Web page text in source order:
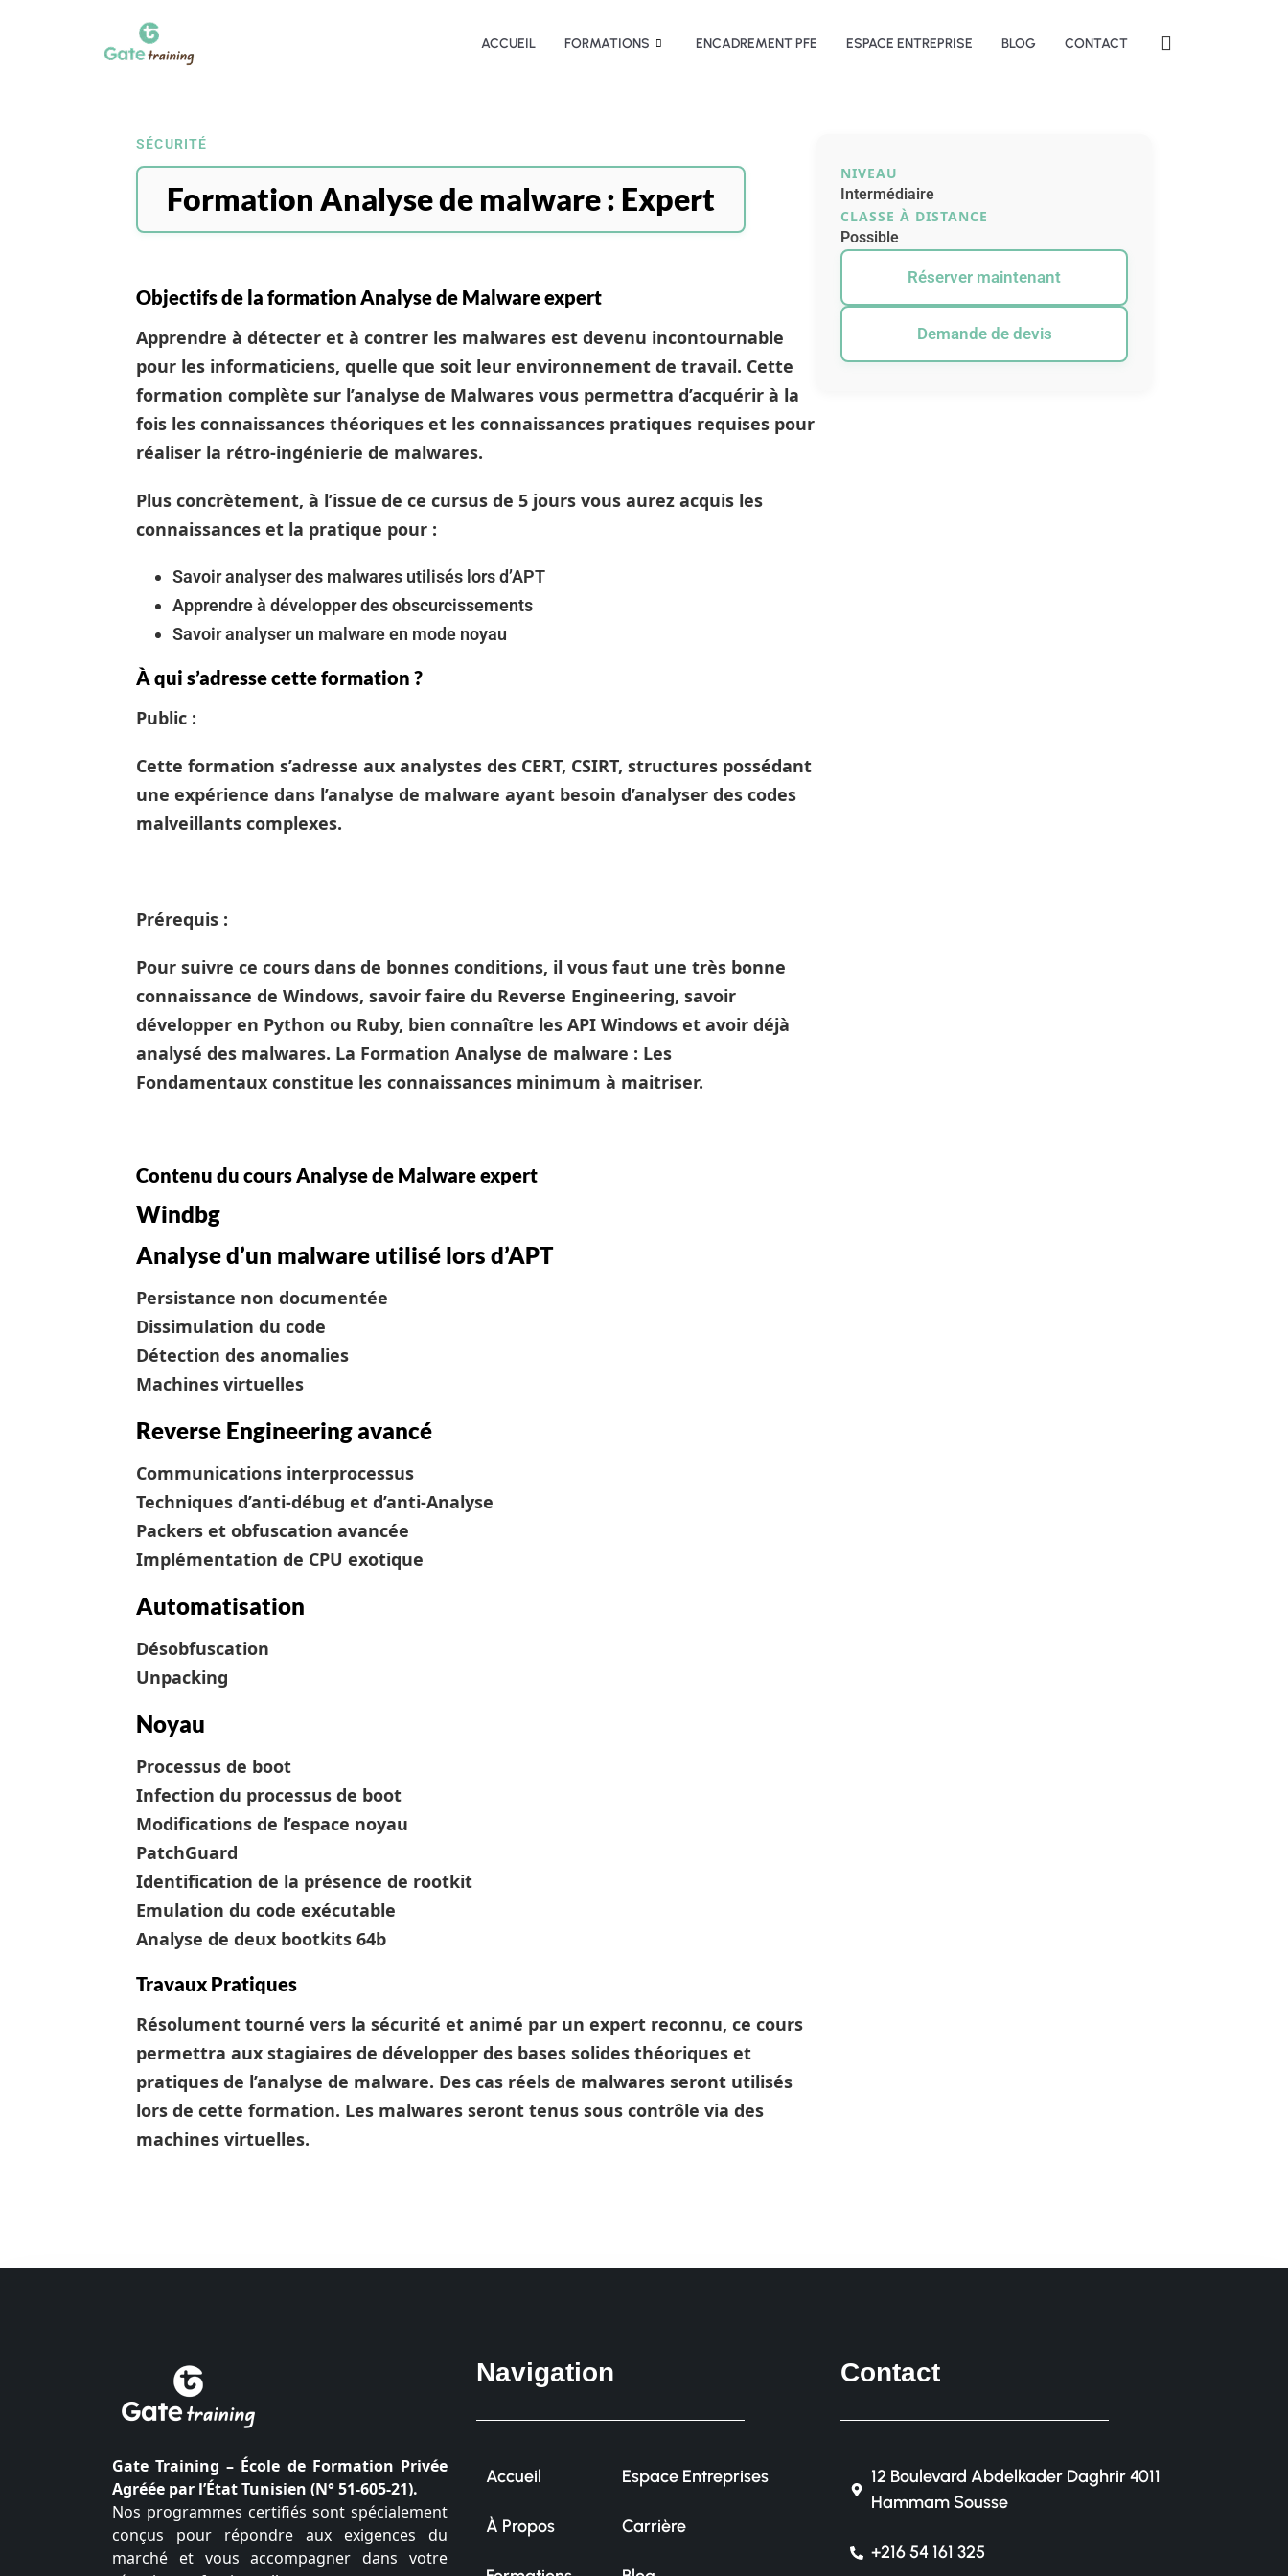
ACCUEIL FORMATIONS ENCADREMENT PFE ESPACE ENTREPRISE BLOG CONTACT
SÉCURITÉ
Formation Analyse de malware : Expert
Objectifs de la formation Analyse de Malware expert
Apprendre à détecter et à contrer les malwares est devenu incontournable
pour les informaticiens, quelle que soit leur environnement de travail. Cette
formation complète sur l’analyse de Malwares vous permettra d’acquérir à la
fois les connaissances théoriques et les connaissances pratiques requises pour
réaliser la rétro-ingénierie de malwares.
Plus concrètement, à l’issue de ce cursus de 5 jours vous aurez acquis les
connaissances et la pratique pour :
Savoir analyser des malwares utilisés lors d’APT
Apprendre à développer des obscurcissements
Savoir analyser un malware en mode noyau
À qui s’adresse cette formation ?
Public :
Cette formation s’adresse aux analystes des CERT, CSIRT, structures possédant
une expérience dans l’analyse de malware ayant besoin d’analyser des codes
malveillants complexes.
Prérequis :
Pour suivre ce cours dans de bonnes conditions, il vous faut une très bonne
connaissance de Windows, savoir faire du Reverse Engineering, savoir
développer en Python ou Ruby, bien connaître les API Windows et avoir déjà
analysé des malwares. La Formation Analyse de malware : Les
Fondamentaux constitue les connaissances minimum à maitriser.
Contenu du cours Analyse de Malware expert
Windbg
Analyse d’un malware utilisé lors d’APT
Persistance non documentée
Dissimulation du code
Détection des anomalies
Machines virtuelles
Reverse Engineering avancé
Communications interprocessus
Techniques d’anti-débug et d’anti-Analyse
Packers et obfuscation avancée
Implémentation de CPU exotique
Automatisation
Désobfuscation
Unpacking
Noyau
Processus de boot
Infection du processus de boot
Modifications de l’espace noyau
PatchGuard
Identification de la présence de rootkit
Emulation du code exécutable
Analyse de deux bootkits 64b
Travaux Pratiques
Résolument tourné vers la sécurité et animé par un expert reconnu, ce cours
permettra aux stagiaires de développer des bases solides théoriques et
pratiques de l’analyse de malware. Des cas réels de malwares seront utilisés
lors de cette formation. Les malwares seront tenus sous contrôle via des
machines virtuelles.
NIVEAU
Intermédiaire
CLASSE À DISTANCE
Possible
Réserver maintenant
Demande de devis
Gate Training – École de Formation Privée
Agréée par l’État Tunisien (N° 51-605-21).
Nos programmes certifiés sont spécialement
conçus pour répondre aux exigences du
marché et vous accompagner dans votre
Navigation
Accueil
À Propos
Espace Entreprises
Carrière
Contact
12 Boulevard Abdelkader Daghrir 4011
Hammam Sousse
+216 54 161 325